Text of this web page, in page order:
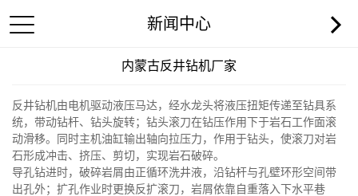
新闻中心
内蒙古反井钻机厂家
反井钻机由电机驱动液压马达，经水龙头将液压扭矩传递至钻具系
统，带动钻杆、钻头旋转；钻头滚刀在钻压作用下于岩石工作面滚
动滑移。同时主机油缸输出轴向拉压力，作用于钻头，使滚刀对岩
石形成冲击、挤压、剪切，实现岩石破碎。
导孔钻进时，破碎岩屑由正循环洗井液，沿钻杆与孔壁环形空间带
出孔外；扩孔作业时更换反扩滚刀，岩屑依靠自重落入下水平巷